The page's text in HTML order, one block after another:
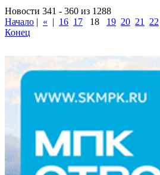
Новости 341 - 360 из 1288
Начало | « | 16 17 18 19 20 21 22
Конец